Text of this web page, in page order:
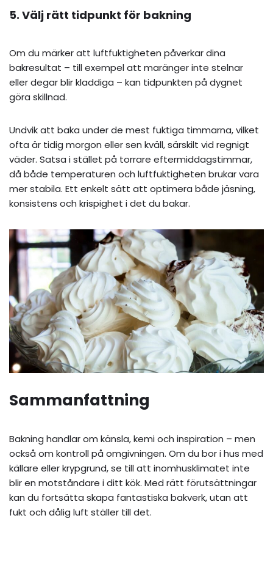
5. Välj rätt tidpunkt för bakning
Om du märker att luftfuktigheten påverkar dina
bakresultat – till exempel att maränger inte stelnar
eller degar blir kladdiga – kan tidpunkten på dygnet
göra skillnad.
Undvik att baka under de mest fuktiga timmarna, vilket
ofta är tidig morgon eller sen kväll, särskilt vid regnigt
väder. Satsa i stället på torrare eftermiddagstimmar,
då både temperaturen och luftfuktigheten brukar vara
mer stabila. Ett enkelt sätt att optimera både jäsning,
konsistens och krispighet i det du bakar.
Sammanfattning
Bakning handlar om känsla, kemi och inspiration – men
också om kontroll på omgivningen. Om du bor i hus med
källare eller krypgrund, se till att inomhusklimatet inte
blir en motståndare i ditt kök. Med rätt förutsättningar
kan du fortsätta skapa fantastiska bakverk, utan att
fukt och dålig luft ställer till det.